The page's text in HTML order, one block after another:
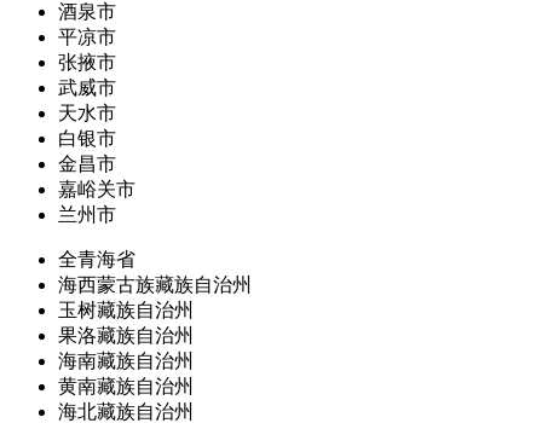
酒泉市
平凉市
张掖市
武威市
天水市
白银市
金昌市
嘉峪关市
兰州市
全青海省
海西蒙古族藏族自治州
玉树藏族自治州
果洛藏族自治州
海南藏族自治州
黄南藏族自治州
海北藏族自治州